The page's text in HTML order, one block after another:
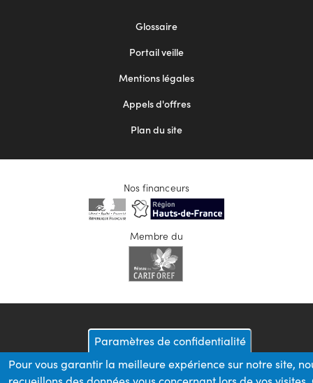
Glossaire
Portail veille
Mentions légales
Appels d'offres
Plan du site
Nos financeurs
Membre du
Paramètres de confidentialité
Pour vous garantir la meilleure expérience sur notre site,